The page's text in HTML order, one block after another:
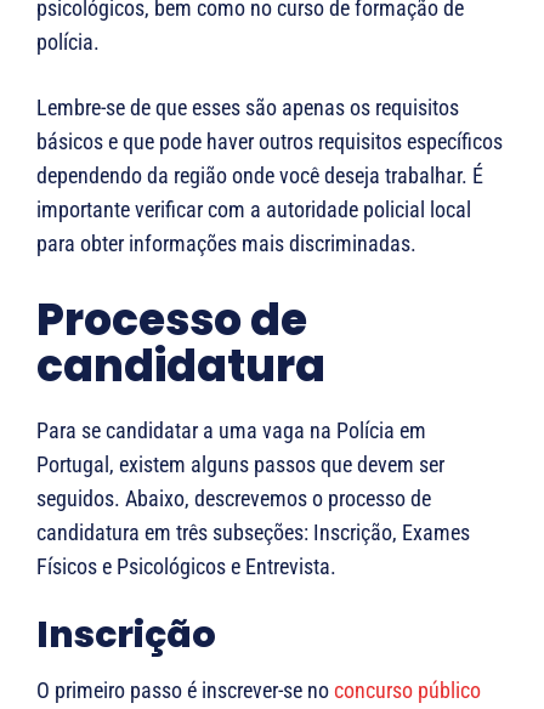
psicológicos, bem como no curso de formação de
polícia.
Lembre-se de que esses são apenas os requisitos
básicos e que pode haver outros requisitos específicos
dependendo da região onde você deseja trabalhar. É
importante verificar com a autoridade policial local
para obter informações mais discriminadas.
Processo de
candidatura
Para se candidatar a uma vaga na Polícia em
Portugal, existem alguns passos que devem ser
seguidos. Abaixo, descrevemos o processo de
candidatura em três subseções: Inscrição, Exames
Físicos e Psicológicos e Entrevista.
Inscrição
O primeiro passo é inscrever-se noconcurso público